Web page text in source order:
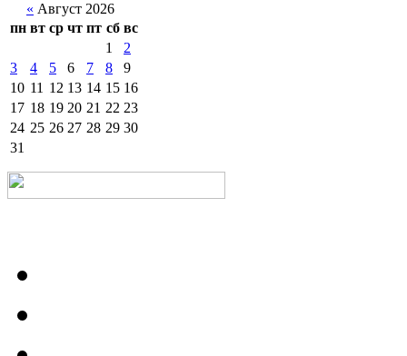
« Август 2026
пн вт ср чт пт сб вс
1
2
3
4 5 6 7 8
9
10 11 12 13 14 15 16
17 18 19 20 21 22 23
24 25 26 27 28 29 30
31